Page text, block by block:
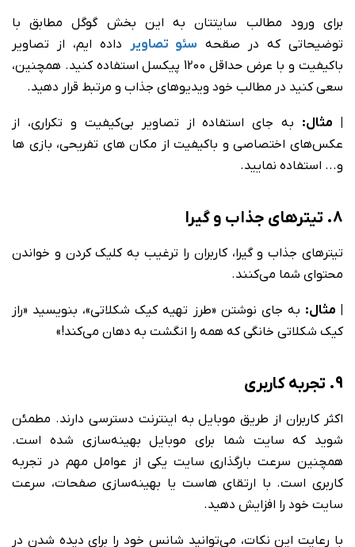
برای ورود مطالب سایتتان به این بخش گوگل مطابق با
توضیحاتی که در صقحه سئو تصاویر
داده ایم، از تصاویر
باکیفیت و با عرض حداقل 1200 پیکسل استفاده کنید. همچنین،
سعی کنید در مطالب خود ویدیوهای جذاب و مرتبط قرار دهید.
| مثال: به جای استفاده از تصاویر بی‌کیفیت و تکراری، از
عکس‌های اختصاصی و باکیفیت از مکان های تفریحی، بازی ها
و... استفاده نمایید.
8. تیترهای جذاب و گیرا
تیترهای جذاب و گیرا، کاربران را ترغیب به کلیک کردن و خواندن
محتوای شما می‌کنند.
| مثال: به جای نوشتن «طرز تهیه کیک شکلاتی»، بنویسید «راز
کیک شکلاتی خانگی که همه را انگشت به دهان می‌کند!»
9. تجربه کاربری
اکثر کاربران از طریق موبایل به اینترنت دسترسی دارند. مطمئن
شوید که سایت شما برای موبایل بهینه‌سازی شده است.
همچنین سرعت بارگذاری سایت یکی از عوامل مهم در تجربه
کاربری است. با ارتقای هاست یا بهینه‌سازی صفحات، سرعت
سایت خود را افزایش دهید.
با رعایت این نکات، می‌توانید شانس خود را برای دیده شدن در